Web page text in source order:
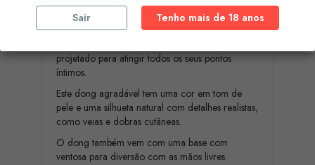
O Dongle de Silicone 21 cm. é um dong
projetado para atingir todos os seus pontos
íntimos.
Este dong agradável tem uma cor em tom de
pele e uma silhueta natural com detalhes realistas,
como veias e dobras cutâneas.
O dong também vem com uma base com
ventosa para diversão com as mãos livres.
Sair Tenho mais de 18 anos